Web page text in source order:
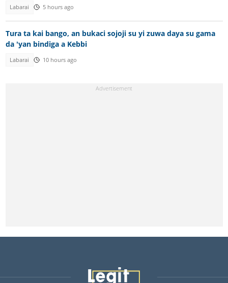
Labarai 5 hours ago
Tura ta kai bango, an bukaci sojoji su yi zuwa daya su gama
da 'yan bindiga a Kebbi
Labarai 10 hours ago